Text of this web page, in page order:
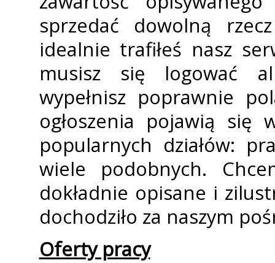
sprzedać dowolną
idealnie trafiłeś nasz
musisz się logować
wypełnisz poprawnie
ogłoszenia pojawią
popularnych działów:
wiele podobnych.
dokładnie opisane i
dochodziło za naszym
Oferty pracy